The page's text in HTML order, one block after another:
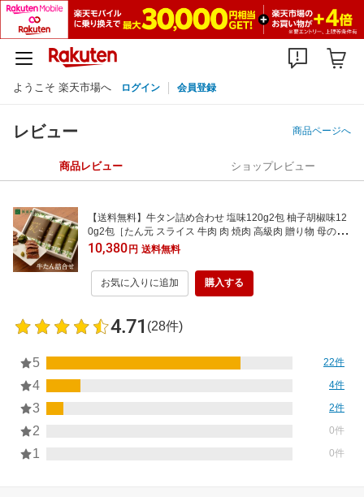
ようこそ 楽天市場へ ログイン 会員登録
レビュー 商品ページへ
商品レビュー ショップレビュー
【送料無料】牛タン詰め合わせ 塩味120g2包 柚子胡椒味12
0g2包［たん元 スライス 牛肉 肉 焼肉 高級肉 贈り物 母の日
父の日 お中元 お歳暮 ギフト バーベキュー プレゼント お取
り寄せ 宮城 ］ASY-4
10,380円 送料無料
お気に入りに追加 購入する
4.71 (28件)
5 22件
4 4件
3 2件
2 0件
1 0件